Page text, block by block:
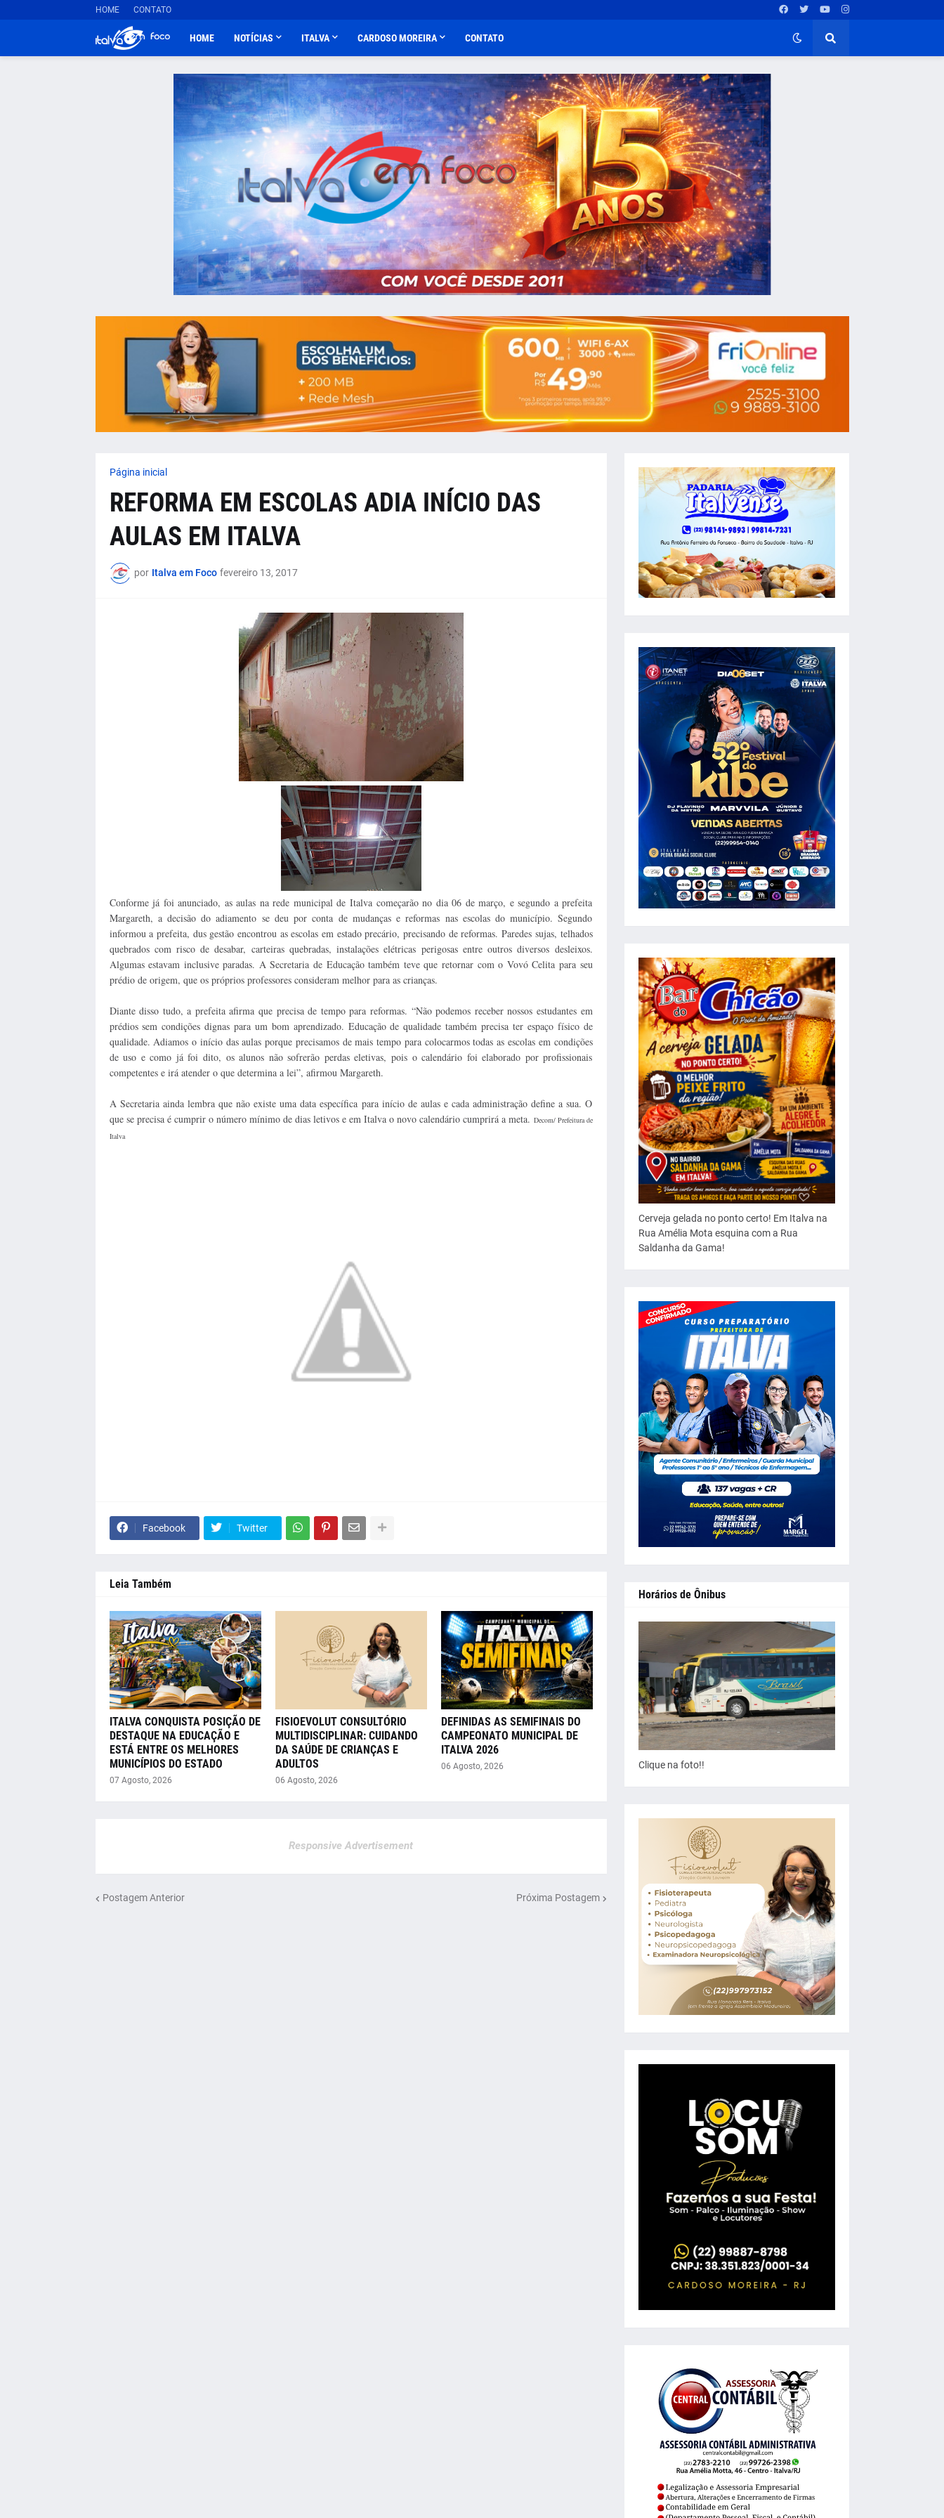
HOME CONTATO
HOME NOTÍCIAS ITALVA CARDOSO MOREIRA CONTATO
Página inicial
REFORMA EM ESCOLAS ADIA INÍCIO DAS
AULAS EM ITALVA
por Italva em Foco fevereiro 13, 2017
Conforme já foi anunciado, as aulas na rede municipal de Italva começarão no dia 06 de março, e segundo a prefeita
Margareth, a decisão do adiamento se deu por conta de mudanças e reformas nas escolas do município. Segundo
informou a prefeita, dus gestão encontrou as escolas em estado precário, precisando de reformas. Paredes sujas, telhados
quebrados com risco de desabar, carteiras quebradas, instalações elétricas perigosas entre outros diversos desleixos.
Algumas estavam inclusive paradas. A Secretaria de Educação também teve que retornar com o Vovó Celita para seu
prédio de origem, que os próprios professores consideram melhor para as crianças.
Diante disso tudo, a prefeita afirma que precisa de tempo para reformas. “Não podemos receber nossos estudantes em
prédios sem condições dignas para um bom aprendizado. Educação de qualidade também precisa ter espaço físico de
qualidade. Adiamos o início das aulas porque precisamos de mais tempo para colocarmos todas as escolas em condições
de uso e como já foi dito, os alunos não sofrerão perdas eletivas, pois o calendário foi elaborado por profissionais
competentes e irá atender o que determina a lei”, afirmou Margareth.
A Secretaria ainda lembra que não existe uma data específica para início de aulas e cada administração define a sua. O
que se precisa é cumprir o número mínimo de dias letivos e em Italva o novo calendário cumprirá a meta. Decom/ Prefeitura de
Italva
Facebook Twitter
Leia Também
ITALVA CONQUISTA POSIÇÃO DE
DESTAQUE NA EDUCAÇÃO E
ESTÁ ENTRE OS MELHORES
MUNICÍPIOS DO ESTADO
07 Agosto, 2026
FISIOEVOLUT CONSULTÓRIO
MULTIDISCIPLINAR: CUIDANDO
DA SAÚDE DE CRIANÇAS E
ADULTOS
06 Agosto, 2026
DEFINIDAS AS SEMIFINAIS DO
CAMPEONATO MUNICIPAL DE
ITALVA 2026
06 Agosto, 2026
Responsive Advertisement
Postagem Anterior Próxima Postagem
Cerveja gelada no ponto certo! Em Italva na
Rua Amélia Mota esquina com a Rua
Saldanha da Gama!
Horários de Ônibus
Clique na foto!!